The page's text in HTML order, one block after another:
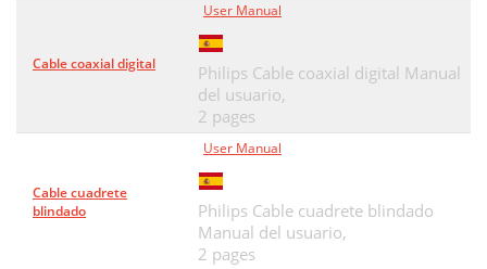
Cable coaxial digital
User Manual
Philips Cable coaxial digital Manual
del usuario,
2 pages
Cable cuadrete
blindado
User Manual
Philips Cable cuadrete blindado
Manual del usuario,
2 pages